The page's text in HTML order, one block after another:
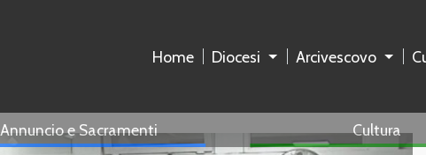
Home Diocesi Arcivescovo
Annuncio e Sacramenti Cultura